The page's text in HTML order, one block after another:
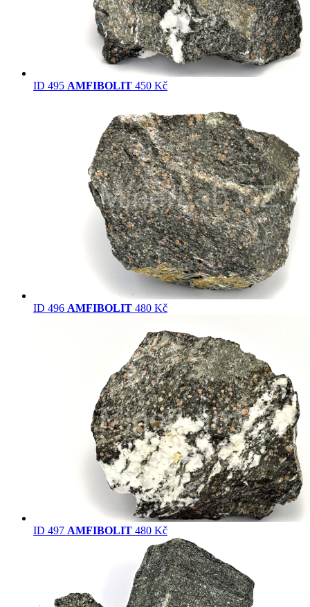
ID 495 AMFIBOLIT 450 Kč
ID 496 AMFIBOLIT 480 Kč
ID 497 AMFIBOLIT 480 Kč